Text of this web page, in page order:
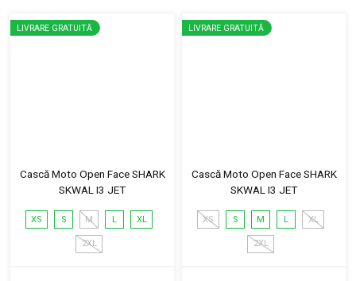
LIVRARE GRATUITĂ
Cască Moto Open Face SHARK
SKWAL I3 JET
XS S M L XL
2XL
LIVRARE GRATUITĂ
Cască Moto Open Face SHARK
SKWAL I3 JET
XS S M L XL
2XL